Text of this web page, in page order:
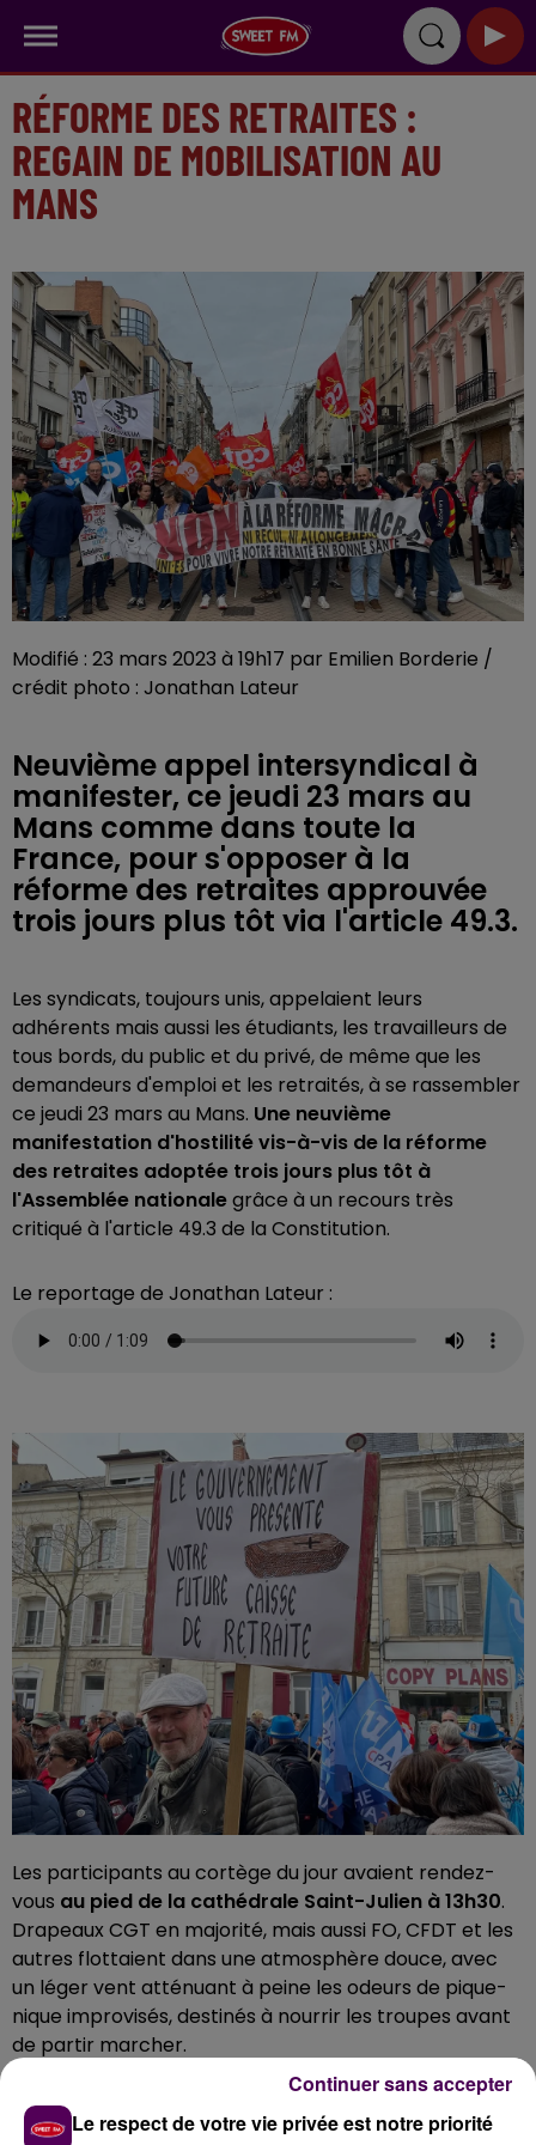
RÉFORME DES RETRAITES :
REGAIN DE MOBILISATION AU
MANS
Modifié : 23 mars 2023 à 19h17 par Emilien Borderie /
crédit photo : Jonathan Lateur
Neuvième appel intersyndical à
manifester, ce jeudi 23 mars au
Mans comme dans toute la
France, pour s'opposer à la
réforme des retraites approuvée
trois jours plus tôt via l'article 49.3.
Les syndicats, toujours unis, appelaient leurs
adhérents mais aussi les étudiants, les travailleurs de
tous bords, du public et du privé, de même que les
demandeurs d'emploi et les retraités, à se rassembler
ce jeudi 23 mars au Mans. Une neuvième
manifestation d'hostilité vis-à-vis de la réforme
des retraites adoptée trois jours plus tôt à
l'Assemblée nationalegrâce à un recours très
critiqué à l'article 49.3 de la Constitution.
Le reportage de Jonathan Lateur :
Les participants au cortège du jour avaient rendez-
vous au pied de la cathédrale Saint-Julien à 13h30.
Drapeaux CGT en majorité, mais aussi FO, CFDT et les
autres flottaient dans une atmosphère douce, avec
un léger vent atténuant à peine les odeurs de pique-
nique improvisés, destinés à nourrir les troupes avant
de partir marcher.
Le respect de votre vie privée est notre priorité
Continuer sans accepter